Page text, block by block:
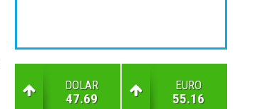
DOLAR
47.69
EURO
55.16